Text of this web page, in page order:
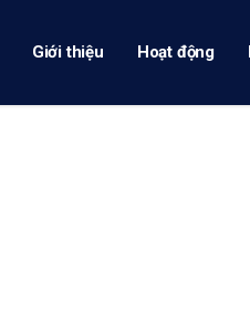
Giới thiệu Hoạt động